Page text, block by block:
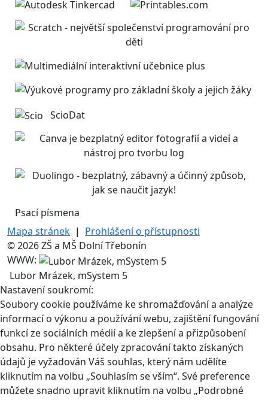
ScioDat
Psací písmena
Mapa stránek | Prohlášení o přístupnosti
© 2026 ZŠ a MŠ Dolní Třebonín
WWW:
Lubor Mrázek, mSystem 5
Nastavení soukromí:
Soubory cookie používáme ke shromažďování a analýze
informací o výkonu a používání webu, zajištění fungování
funkcí ze sociálních médií a ke zlepšení a přizpůsobení
obsahu. Pro některé účely zpracování takto získaných
údajů je vyžadován Váš souhlas, který nám udělíte
kliknutím na volbu „Souhlasím se vším“. Své preference
můžete snadno upravit kliknutím na volbu „Podrobné